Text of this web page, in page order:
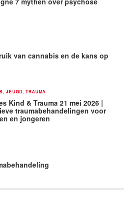
van cannabis en de kans op
JEUGD ,TRAUMA
Kind & Trauma 21 mei 2026 |
traumabehandelingen voor
en jongeren